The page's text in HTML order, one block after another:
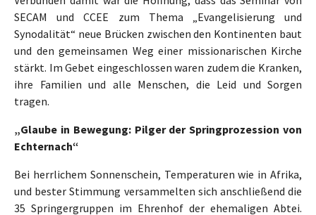
SECAM und CCEE zum Thema „Evangelisierung und
Synodalität“ neue Brücken zwischen den Kontinenten baut
und den gemeinsamen Weg einer missionarischen Kirche
stärkt. Im Gebet eingeschlossen waren zudem die Kranken,
ihre Familien und alle Menschen, die Leid und Sorgen
tragen.
„Glaube in Bewegung: Pilger der Springprozession von
Echternach“
Bei herrlichem Sonnenschein, Temperaturen wie in Afrika,
und bester Stimmung versammelten sich anschließend die
35 Springergruppen im Ehrenhof der ehemaligen Abtei.